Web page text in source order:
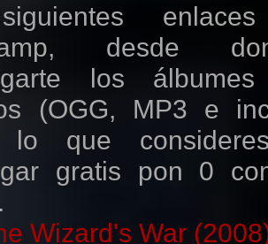
desde
los
(OGG, MP3 e
lo que
gratis pon 0
Wizard's War